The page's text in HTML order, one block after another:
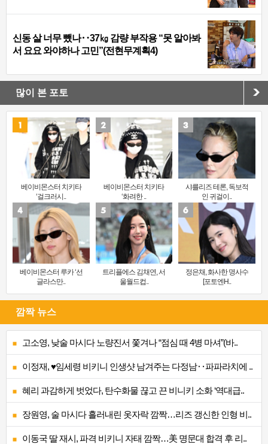
신동 살 너무 뺐나‥37㎏ 감량 부작용 “못 알아봐
서 요요 와야하나 고민”(전현무계획4)
많이 본 포토
베이비몬스터 치키타
‘걸크러시..
베이비몬스터 치키타
‘화려한 ..
샤를리즈 테론, 독보적
인 귀걸이..
베이비몬스터 루카 ‘선
글라스만..
트리플에스 김채연, 서
울월드컵..
정은채, 화사한 명사수
[포토엔H..
깜짝 뉴스
고소영, 낮술 마시다 노량진서 쫓겨나 “점심 때 4병 마셔”(바..
이정재, ♥임세령 비키니 인생샷 남겨주는 다정남‥파파라치에 ..
혜리 과감하게 벗었다, 탄수화물 끊고 끈 비니키 소화 ‘역대급..
장원영, 술 마시다 흘러내린 옷자락 깜짝…리즈 갱신한 인형 비..
이동국 딸 재시, 파격 비키니 자태 깜짝…美 명문대 합격 후 리..